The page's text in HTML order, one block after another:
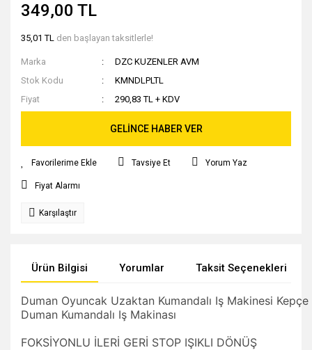
349,00 TL
35,01 TL den başlayan taksitlerle!
Marka
DZC KUZENLER AVM
Stok Kodu
KMNDLPLTL
Fiyat
290,83 TL + KDV
GELİNCE HABER VER
Tavsiye Et Yorum Yaz
Fiyat Alarmı
Karşılaştır
Ürün Bilgisi Yorumlar Taksit Seçenekleri
Duman Oyuncak Uzaktan Kumandalı Iş Makinesi Kepçe
Duman Kumandalı Iş Makinası
FOKSİYONLU İLERİ GERİ STOP IŞIKLI DÖNÜŞ